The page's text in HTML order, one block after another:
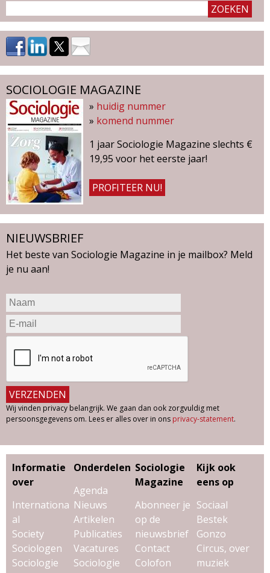
SOCIOLOGIE MAGAZINE
» huidig nummer
» komend nummer
1 jaar Sociologie Magazine slechts €
19,95 voor het eerste jaar!
PROFITEER NU!
NIEUWSBRIEF
Het beste van Sociologie Magazine in je mailbox? Meld
je nu aan!
Wij vinden privacy belangrijk. We gaan dan ook zorgvuldig met
persoonsgegevens om. Lees er alles over in ons privacy-statement.
Informatie
over
Internationa
al
Society
Sociologen
Sociologie
Onderdelen
Agenda
Nieuws
Artikelen
Publicaties
Vacatures
Sociologie
Sociologie
Magazine
Abonneer je
op de
nieuwsbrief
Contact
Colofon
Kijk ook
eens op
Sociaal
Bestek
Gonzo
Circus, over
muziek